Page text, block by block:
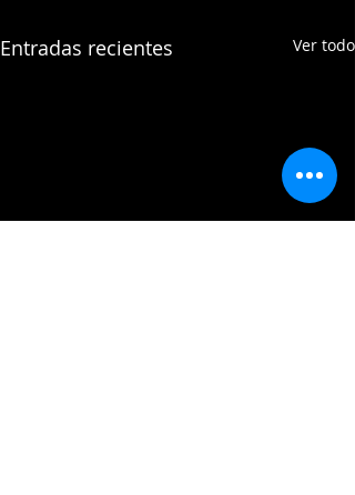
Entradas recientes Ver todo